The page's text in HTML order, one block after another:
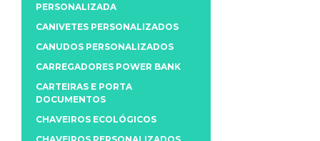
PERSONALIZADA
CANIVETES PERSONALIZADOS
CANUDOS PERSONALIZADOS
CARREGADORES POWER BANK
CARTEIRAS E PORTA
DOCUMENTOS
CHAVEIROS ECOLÓGICOS
CHAVEIROS PERSONALIZADOS